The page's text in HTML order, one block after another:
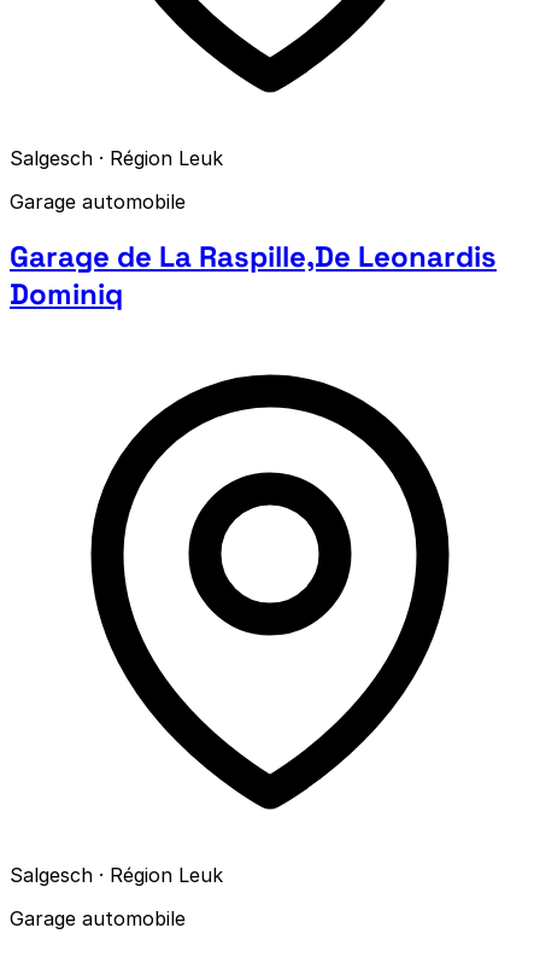
Salgesch · Région Leuk
Garage automobile
Garage de La Raspille,De Leonardis
Dominiq
Salgesch · Région Leuk
Garage automobile